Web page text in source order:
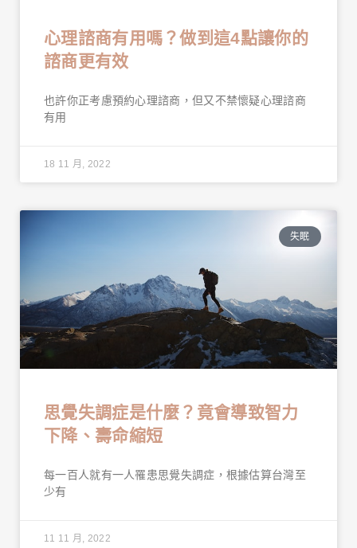
心理諮商有用嗎？做到這4點讓你的
諮商更有效
也許你正考慮預約心理諮商，但又不禁懷疑心理諮商
有用
18 11 月, 2022
失眠
思覺失調症是什麼？竟會導致智力
下降、壽命縮短
每一百人就有一人罹患思覺失調症，根據估算台灣至
少有
11 11 月, 2022